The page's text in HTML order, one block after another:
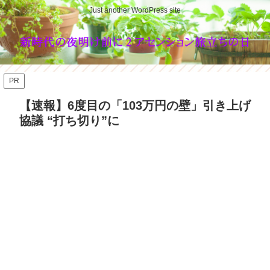
Just another WordPress site
PR
【速報】6度目の「103万円の壁」引き上げ
協議 “打ち切り”に